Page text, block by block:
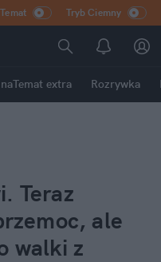
Tryb Ciemny
naTemat extra Rozrywka
Teraz
ale
walki z